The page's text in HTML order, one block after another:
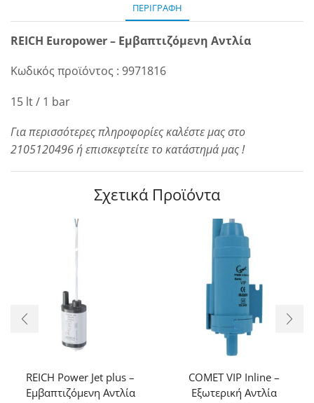
ΠΕΡΙΓΡΑΦΉ
REICH Europower – Εμβαπτιζόμενη Αντλία
Κωδικός προϊόντος : 9971816
15 lt / 1 bar
Για περισσότερες πληροφορίες καλέστε μας στο
2105120496 ή επισκεφτείτε το κατάστημά μας !
Σχετικά Προϊόντα
REICH Power Jet plus –
Εμβαπτιζόμενη Αντλία
COMET VIP Inline –
Εξωτερική Αντλία